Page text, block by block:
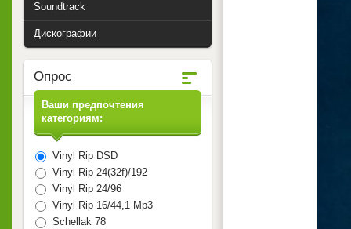
Soundtrack
Дискографии
Опрос
Ваши предпочтения
категориям:
Vinyl Rip DSD
Vinyl Rip 24(32f)/192
Vinyl Rip 24/96
Vinyl Rip 16/44,1 Mp3
Schellak 78